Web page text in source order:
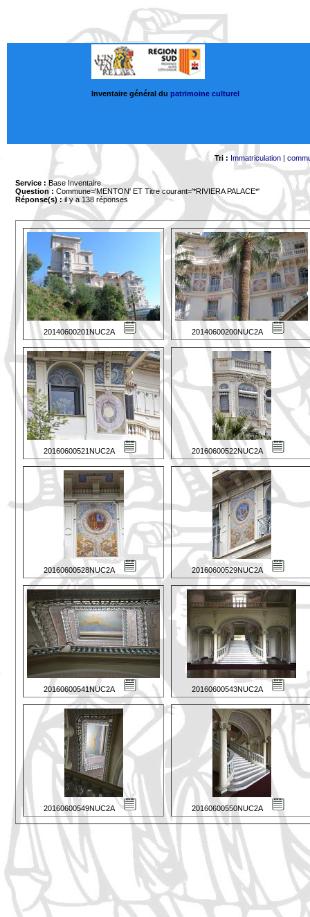
Inventaire général du patrimoine culturel
Tri : Immatriculation|
Service : Base Inventaire
Question : Commune='MENTON' ET Titre courant='*RIVIERA PALACE*'
Réponse(s) :il y a 138 réponses
20140600201NUC2A 20140600200NUC2A
20160600521NUC2A 20160600522NUC2A
20160600528NUC2A 20160600529NUC2A
20160600541NUC2A 20160600543NUC2A
20160600549NUC2A 20160600550NUC2A